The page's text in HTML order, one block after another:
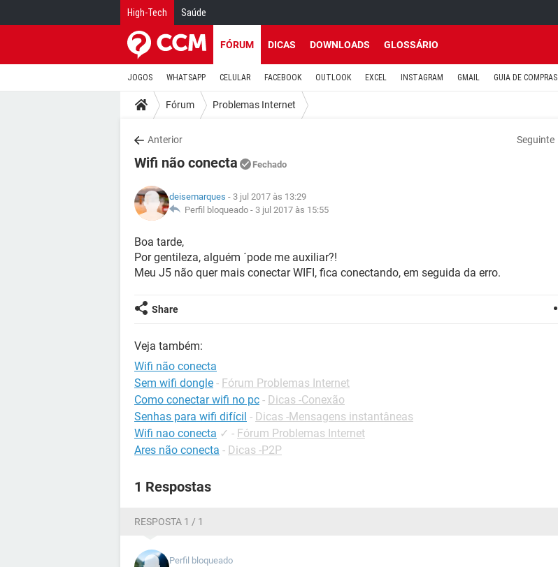
High-Tech Saúde
FÓRUM DICAS DOWNLOADS GLOSSÁRIO
JOGOS WHATSAPP CELULAR FACEBOOK OUTLOOK EXCEL INSTAGRAM GMAIL GUIA DE COMPRAS
Fórum Problemas Internet
Anterior Seguinte
Wifi não conecta Fechado
deisemarques - 3 jul 2017 às 13:29
Perfil bloqueado - 3 jul 2017 às 15:55
Boa tarde,
Por gentileza, alguém ´pode me auxiliar?!
Meu J5 não quer mais conectar WIFI, fica conectando, em seguida da erro.
Share
Veja também:
Wifi não conecta
Sem wifi dongle - Fórum Problemas Internet
Como conectar wifi no pc - Dicas -Conexão
Senhas para wifi difícil - Dicas -Mensagens instantâneas
Wifi nao conecta ✓ - Fórum Problemas Internet
Ares não conecta - Dicas -P2P
1 Respostas
RESPOSTA 1 / 1
Perfil bloqueado